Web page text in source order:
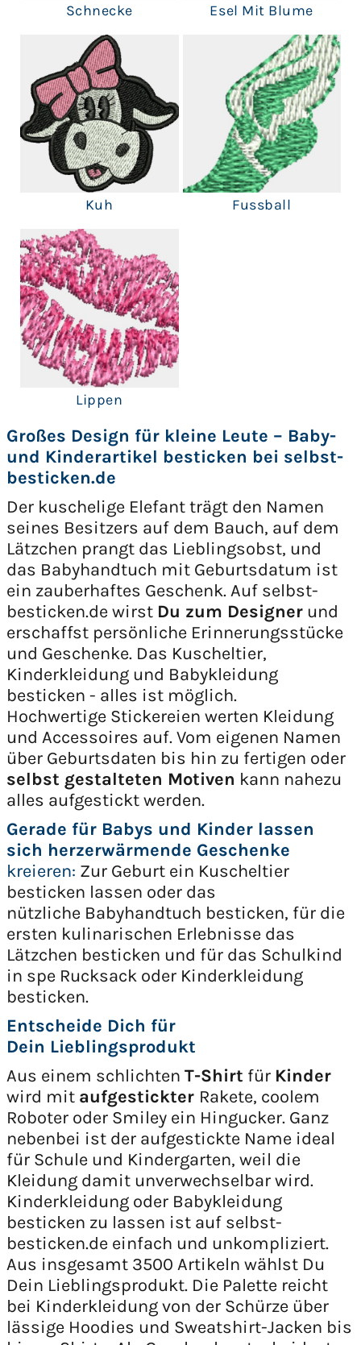
Schnecke Esel Mit Blume
Kuh Fussball
Lippen
Großes Design für kleine Leute – Baby-
und Kinderartikel besticken bei selbst-
besticken.de
Der kuschelige Elefant trägt den Namen
seines Besitzers auf dem Bauch, auf dem
Lätzchen prangt das Lieblingsobst, und
das Babyhandtuch mit Geburtsdatum ist
ein zauberhaftes Geschenk. Auf selbst-
besticken.de wirst Du zum Designer und
erschaffst persönliche Erinnerungsstücke
und Geschenke. Das Kuscheltier,
Kinderkleidung und Babykleidung
besticken - alles ist möglich.
Hochwertige Stickereien werten Kleidung
und Accessoires auf. Vom eigenen Namen
über Geburtsdaten bis hin zu fertigen oder
selbst gestalteten Motiven kann nahezu
alles aufgestickt werden.
Gerade für Babys und Kinder lassen
sich herzerwärmende Geschenke
kreieren: Zur Geburt ein Kuscheltier
besticken lassen oder das
nützliche Babyhandtuch besticken, für die
ersten kulinarischen Erlebnisse das
Lätzchen besticken und für das Schulkind
in spe Rucksack oder Kinderkleidung
besticken.
Entscheide Dich für
Dein Lieblingsprodukt
Aus einem schlichten T-Shirt für Kinder
wird mit aufgestickter Rakete, coolem
Roboter oder Smiley ein Hingucker. Ganz
nebenbei ist der aufgestickte Name ideal
für Schule und Kindergarten, weil die
Kleidung damit unverwechselbar wird.
Kinderkleidung oder Babykleidung
besticken zu lassen ist auf selbst-
besticken.de einfach und unkompliziert.
Aus insgesamt 3500 Artikeln wählst Du
Dein Lieblingsprodukt. Die Palette reicht
bei Kinderkleidung von der Schürze über
lässige Hoodies und Sweatshirt-Jacken bis